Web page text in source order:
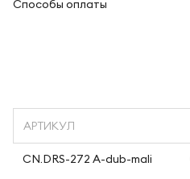
Способы оплаты
АРТИКУЛ
CN.DRS-272 A-dub-mali